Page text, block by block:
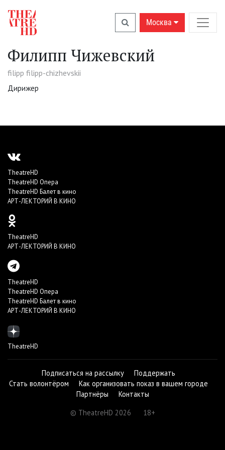
Москва
Филипп Чижевский
filipp filipp-chizhevskii
Дирижер
TheatreHD
TheatreHD Опера
TheatreHD Балет в кино
АРТ-ЛЕКТОРИЙ В КИНО
TheatreHD
АРТ-ЛЕКТОРИЙ В КИНО
TheatreHD
TheatreHD Опера
TheatreHD Балет в кино
АРТ-ЛЕКТОРИЙ В КИНО
TheatreHD
Подписаться на рассылку
Поддержать
Стать волонтёром
Как организовать показ в вашем городе
Партнёры
Контакты
© TheatreHD 2026
18+